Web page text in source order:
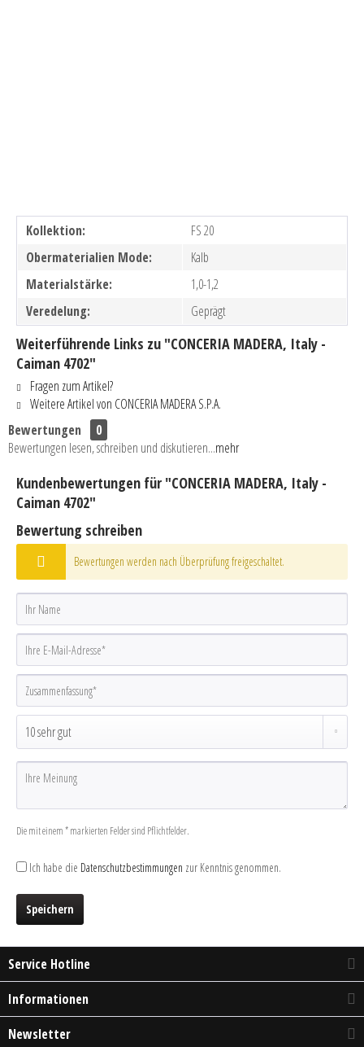
Kollektion:
FS 20
Obermaterialien Mode:
Kalb
Materialstärke:
1,0-1,2
Veredelung:
Geprägt
Weiterführende Links zu "CONCERIA MADERA, Italy -
Caiman 4702"
Fragen zum Artikel?
Weitere Artikel von CONCERIA MADERA S.P.A.
Bewertungen
0
Bewertungen lesen, schreiben und diskutieren...mehr
Kundenbewertungen für "CONCERIA MADERA, Italy -
Caiman 4702"
Bewertung schreiben
Bewertungen werden nach Überprüfung freigeschaltet.
Die mit einem * markierten Felder sind Pflichtfelder.
Ich habe die Datenschutzbestimmungen zur Kenntnis genommen.
Speichern
Service Hotline
Informationen
Newsletter